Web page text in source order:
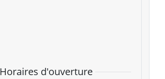
Horaires d'ouverture